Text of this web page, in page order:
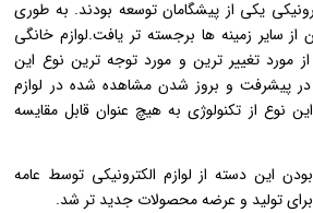
یکی از پیشگامان توسعه بودند. به طوری
از سایر زمینه ها برجسته تر یافت.لوازم خانگی
از مورد تغییر ترین و مورد توجه ترین نوع این
پیشرفت و بروز شدن مشاهده شده در لوازم
نوع از تکنولوژی به هیچ عنوان قابل مقایسه
این دسته از لوازم الکترونیکی توسط عامه
برای تولید و عرضه محصولات جدید تر شد.